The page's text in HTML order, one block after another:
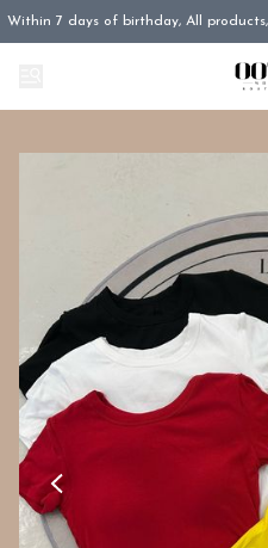
Within 7 days of birthday, All